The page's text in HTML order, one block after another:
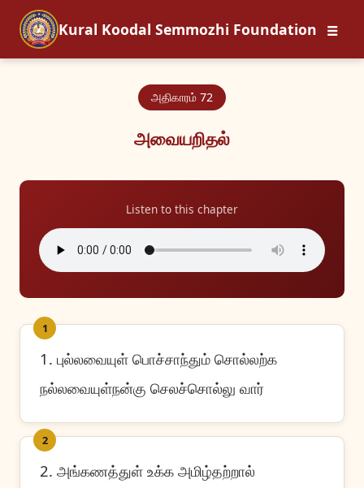
Kural Koodal Semmozhi Foundation ☰
அதிகாரம் 72
அவையறிதல்
Listen to this chapter
1
1. புல்லவையுள் பொச்சாந்தும் சொல்லற்க
நல்லவையுள்நன்கு செலச்சொல்லு வார்
2
2. அங்கணத்துள் உக்க அமிழ்தற்றால்